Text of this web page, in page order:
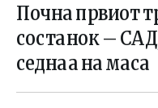
Почна првиот
состанок –
седнаа на маса